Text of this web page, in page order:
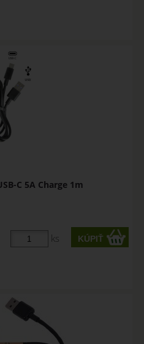
C 5A Charge 1m
ks